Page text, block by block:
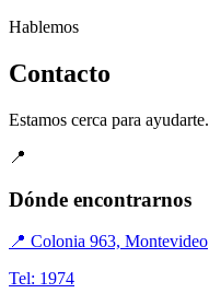
Hablemos
Contacto
Estamos cerca para ayudarte.
📍
Dónde encontrarnos
📍 Colonia 963, Montevideo
Tel: 1974